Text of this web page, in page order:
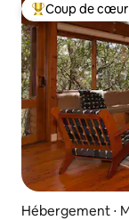
Coups de cœur
Coup de
Hébergement ⋅